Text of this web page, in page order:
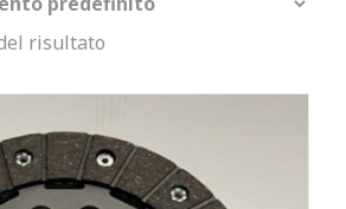
risultato